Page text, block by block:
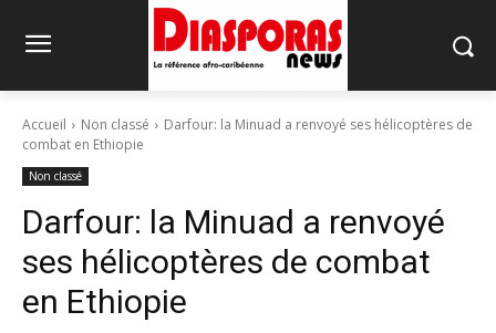
Accueil Non classé
Darfour: la Minuad a renvoyé ses hélicoptères de
combat en Ethiopie
Non classé
Darfour: la Minuad a renvoyé
ses hélicoptères de combat
en Ethiopie